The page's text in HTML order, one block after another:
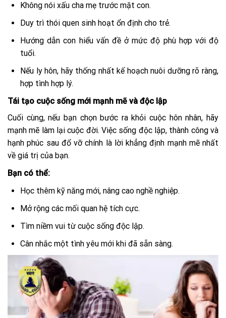
Không nói xấu cha mẹ trước mặt con.
Duy trì thói quen sinh hoạt ổn định cho trẻ.
Hướng dẫn con hiểu vấn đề ở mức độ phù hợp với độ
tuổi.
Nếu ly hôn, hãy thống nhất kế hoạch nuôi dưỡng rõ ràng,
hợp tình hợp lý.
Tái tạo cuộc sống mới mạnh mẽ và độc lập
Cuối cùng, nếu bạn chọn bước ra khỏi cuộc hôn nhân, hãy
mạnh mẽ làm lại cuộc đời. Việc sống độc lập, thành công và
hạnh phúc sau đổ vỡ chính là lời khẳng định mạnh mẽ nhất
về giá trị của bạn.
Bạn có thể:
Học thêm kỹ năng mới, nâng cao nghề nghiệp.
Mở rộng các mối quan hệ tích cực.
Tìm niềm vui từ cuộc sống độc lập.
Cân nhắc một tình yêu mới khi đã sẵn sàng.